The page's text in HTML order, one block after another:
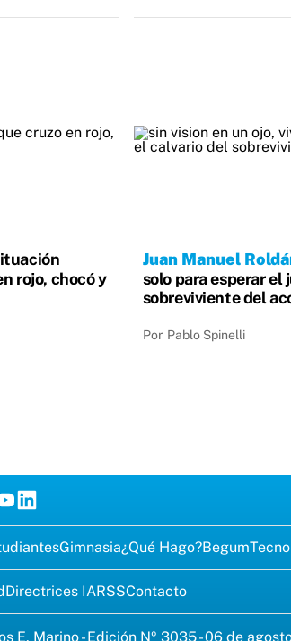
rojo, chocó y
Juan Manuel
solo para esperar el
sobreviviente del
Por Pablo Spinelli
Gimnasia¿Qué Hago?BegumTecno
Directrices IARSSContacto
Marino - Edición Nº 3035 - 06 de